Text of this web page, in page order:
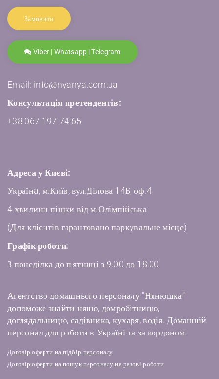
Замовити
Viber | Whatsapp | Telegram
Email: info@nyanya.com.ua
Консультація претендентів:
+38 067 197 74 65
Адреса у Києві:
Українa, м.Київ, вул.Ділова 14Б, оф.4
4 хвилини пішки від м.Олімпійська
(Для клієнтів гарантовано паркувальне місце)
Графік роботи:
З понеділка до п'ятниці з 9.00 до 18.00
Агентство домашнього персоналу "Нянюшка"
допоможе знайти няню, домробітницю,
доглядальницю, садівника, кухаря, водія. Домашній
персонал для роботи в Україні та за кордоном.
Договір оферти на підбір персоналу
Договір оферти на пошук персоналу на разові роботи